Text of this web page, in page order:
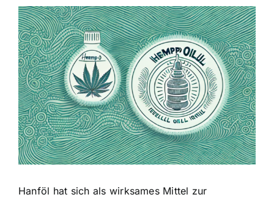
Zeige
grösseres
Bild
Hanföl hat sich als wirksames Mittel zur